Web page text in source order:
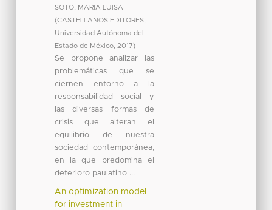
SOTO, MARIA LUISA
(CASTELLANOS EDITORES,
Universidad Autónoma del
Estado de México, 2017)
Se propone analizar las
problemáticas que se
ciernen entorno a la
responsabilidad social y
las diversas formas de
crisis que alteran el
equilibrio de nuestra
sociedad contemporánea,
en la que predomina el
deterioro paulatino ...
An optimization model
for investment in